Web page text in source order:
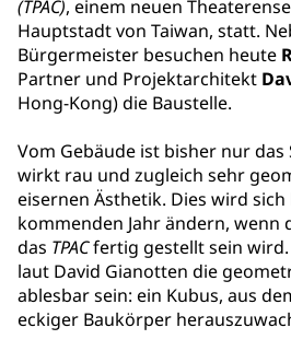
(TPAC), einem neuen
Hauptstadt von Taiwan, statt.
Bürgermeister besuchen heute
Partner und Projektarchitekt
Hong-Kong) die Baustelle.
Vom Gebäude ist bisher nur das
wirkt rau und zugleich sehr
eisernen Ästhetik. Dies wird
kommenden Jahr ändern,
das TPACfertig gestellt sein
laut David Gianotten die
ablesbar sein: ein Kubus, aus
eckiger Baukörper